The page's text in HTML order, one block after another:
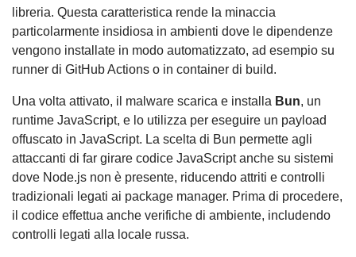
libreria. Questa caratteristica rende la minaccia
particolarmente insidiosa in ambienti dove le dipendenze
vengono installate in modo automatizzato, ad esempio su
runner di GitHub Actions o in container di build.
Una volta attivato, il malware scarica e installa Bun, un
runtime JavaScript, e lo utilizza per eseguire un payload
offuscato in JavaScript. La scelta di Bun permette agli
attaccanti di far girare codice JavaScript anche su sistemi
dove Node.js non è presente, riducendo attriti e controlli
tradizionali legati ai package manager. Prima di procedere,
il codice effettua anche verifiche di ambiente, includendo
controlli legati alla locale russa.